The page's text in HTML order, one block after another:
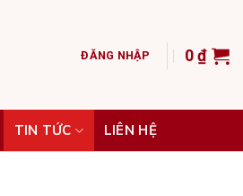
ĐĂNG NHẬP 0₫
TIN TỨC LIÊN HỆ